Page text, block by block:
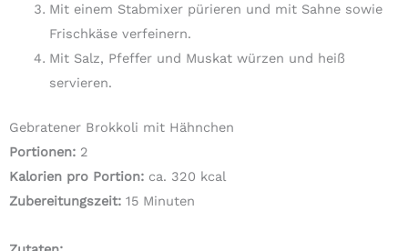
Mit einem Stabmixer pürieren und mit Sahne sowie
Frischkäse verfeinern.
Mit Salz, Pfeffer und Muskat würzen und heiß
servieren.
Gebratener Brokkoli mit Hähnchen
Portionen: 2
Kalorien pro Portion: ca. 320 kcal
Zubereitungszeit: 15 Minuten